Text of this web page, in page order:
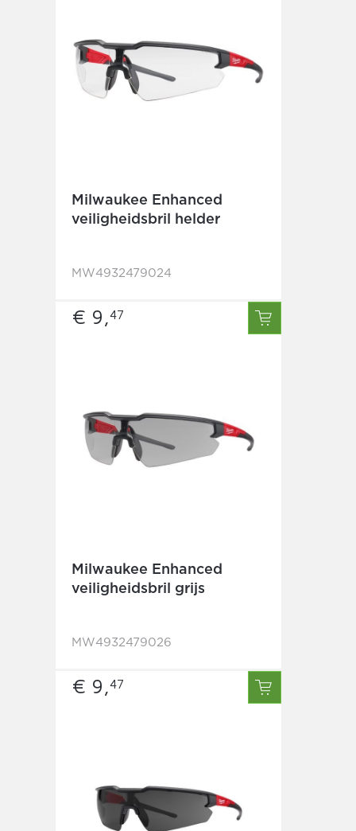
Milwaukee Enhanced
veiligheidsbril helder
MW4932479024
€ 9,47
Milwaukee Enhanced
veiligheidsbril grijs
MW4932479026
€ 9,47